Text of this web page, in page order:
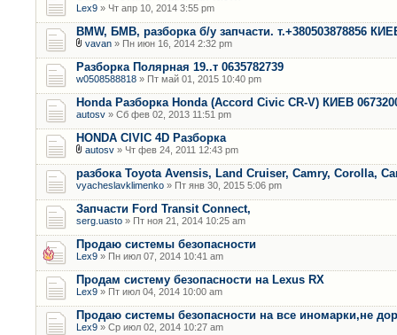
Lex9 » Чт апр 10, 2014 3:55 pm
BMW, БМВ, разборка б/у запчасти. т.+380503878856
vavan » Пн июн 16, 2014 2:32 pm
Разборка Полярная 19..т 0635782739
w0508588818 » Пт май 01, 2015 10:40 pm
Honda Разборка Honda (Accord Civic CR-V) КИЕВ
autosv » Сб фев 02, 2013 11:51 pm
HONDA CIVIC 4D Разборка
autosv » Чт фев 24, 2011 12:43 pm
разбока Toyota Avensis, Land Cruiser, Camry, Corolla,
vyacheslavklimenko » Пт янв 30, 2015 5:06 pm
Запчасти Ford Transit Connect,
serg.uasto » Пт ноя 21, 2014 10:25 am
Продаю системы безопасности
Lex9 » Пн июл 07, 2014 10:41 am
Продам систему безопасности на Lexus RX
Lex9 » Пт июл 04, 2014 10:00 am
Продаю системы безопасности на все иномарки,не
Lex9 » Ср июл 02, 2014 10:27 am